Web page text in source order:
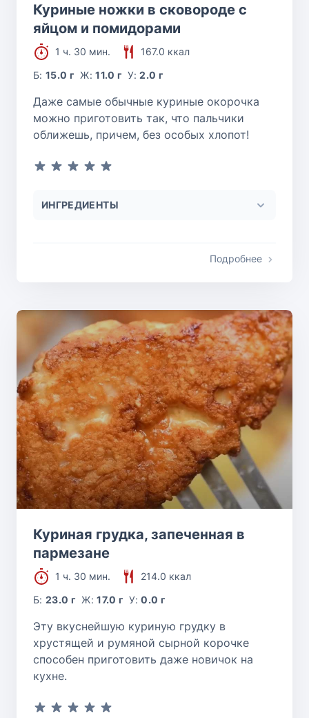
Куриные ножки в сковороде с
яйцом и помидорами
1 ч. 30 мин.
167.0 ккал
Б:15.0 г Ж:11.0 г У:2.0 г
Даже самые обычные куриные окорочка
можно приготовить так, что пальчики
оближешь, причем, без особых хлопот!
ИНГРЕДИЕНТЫ
Подробнее
Куриная грудка, запеченная в
пармезане
1 ч. 30 мин.
214.0 ккал
Б:23.0 г Ж:17.0 г У:0.0 г
Эту вкуснейшую куриную грудку в
хрустящей и румяной сырной корочке
способен приготовить даже новичок на
кухне.